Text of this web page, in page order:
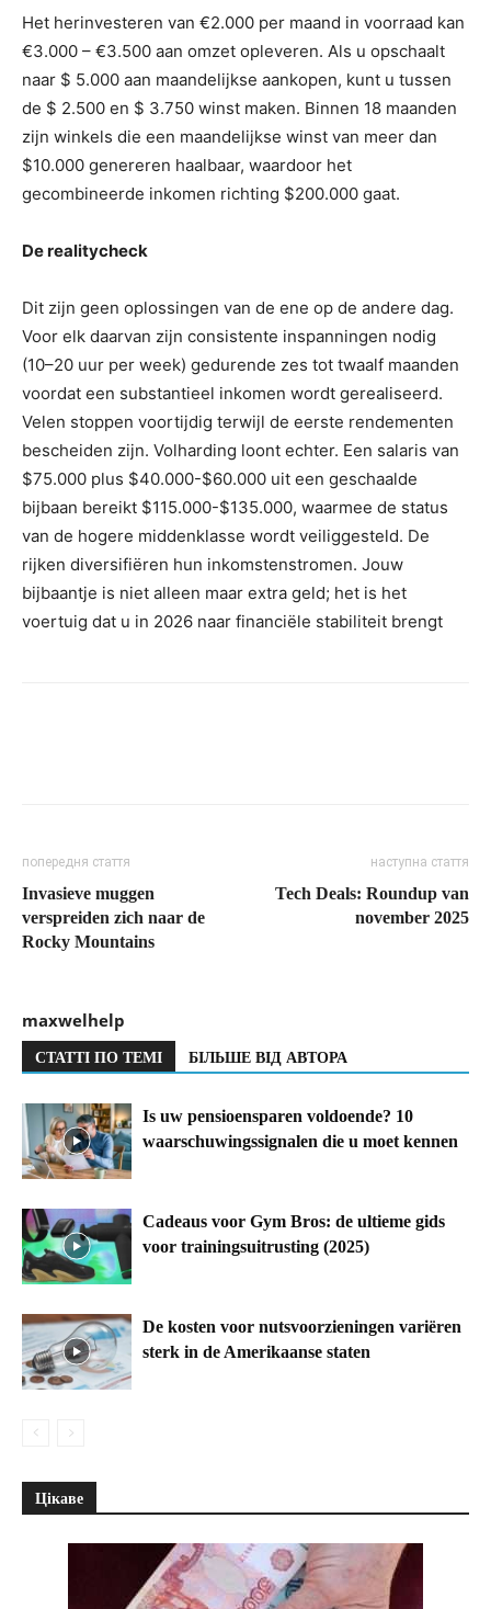
Het herinvesteren van €2.000 per maand in voorraad kan
€3.000 – €3.500 aan omzet opleveren. Als u opschaalt
naar $ 5.000 aan maandelijkse aankopen, kunt u tussen
de $ 2.500 en $ 3.750 winst maken. Binnen 18 maanden
zijn winkels die een maandelijkse winst van meer dan
$10.000 genereren haalbaar, waardoor het
gecombineerde inkomen richting $200.000 gaat.
De realitycheck
Dit zijn geen oplossingen van de ene op de andere dag.
Voor elk daarvan zijn consistente inspanningen nodig
(10–20 uur per week) gedurende zes tot twaalf maanden
voordat een substantieel inkomen wordt gerealiseerd.
Velen stoppen voortijdig terwijl de eerste rendementen
bescheiden zijn. Volharding loont echter. Een salaris van
$75.000 plus $40.000-$60.000 uit een geschaalde
bijbaan bereikt $115.000-$135.000, waarmee de status
van de hogere middenklasse wordt veiliggesteld. De
rijken diversifiëren hun inkomstenstromen. Jouw
bijbaantje is niet alleen maar extra geld; het is het
voertuig dat u in 2026 naar financiële stabiliteit brengt
попередня стаття
Invasieve muggen
verspreiden zich naar de
Rocky Mountains
наступна стаття
Tech Deals: Roundup van
november 2025
maxwelhelp
СТАТТІ ПО ТЕМІ БІЛЬШЕ ВІД АВТОРА
Is uw pensioensparen voldoende? 10
waarschuwingssignalen die u moet kennen
Cadeaus voor Gym Bros: de ultieme gids
voor trainingsuitrusting (2025)
De kosten voor nutsvoorzieningen variëren
sterk in de Amerikaanse staten
Цікаве